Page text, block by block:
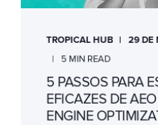
TROPICAL HUB
29 DE
5 MIN READ
5 PASSOS PARA
EFICAZES DE
ENGINE